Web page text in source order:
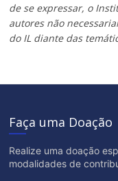
de se expressar, o
autores não
do IL diante das
Faça uma Doação
Realize uma doação
modalidades de